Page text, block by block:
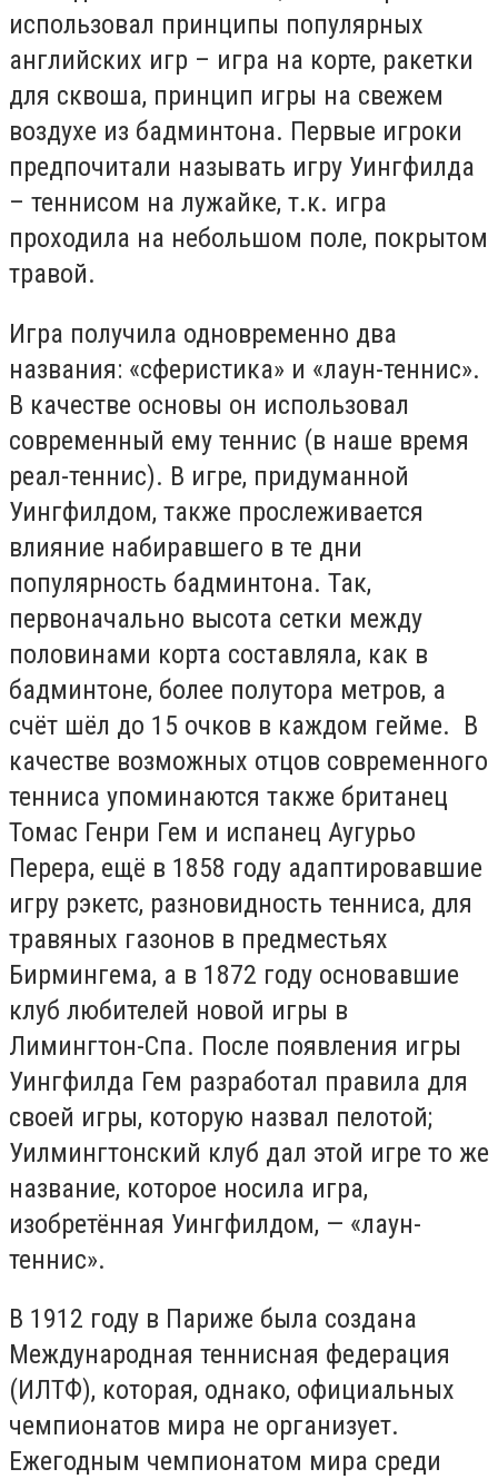
использовал принципы популярных
английских игр – игра на корте, ракетки
для сквоша, принцип игры на свежем
воздухе из бадминтона. Первые игроки
предпочитали называть игру Уингфилда
– теннисом на лужайке, т.к. игра
проходила на небольшом поле, покрытом
травой.
Игра получила одновременно два
названия: «сферистика» и «лаун-теннис».
В качестве основы он использовал
современный ему теннис (в наше время
реал-теннис). В игре, придуманной
Уингфилдом, также прослеживается
влияние набиравшего в те дни
популярность бадминтона. Так,
первоначально высота сетки между
половинами корта составляла, как в
бадминтоне, более полутора метров, а
счёт шёл до 15 очков в каждом гейме. В
качестве возможных отцов современного
тенниса упоминаются также британец
Томас Генри Гем и испанец Аугурьо
Перера, ещё в 1858 году адаптировавшие
игру рэкетс, разновидность тенниса, для
травяных газонов в предместьях
Бирмингема, а в 1872 году основавшие
клуб любителей новой игры в
Лимингтон-Спа. После появления игры
Уингфилда Гем разработал правила для
своей игры, которую назвал пелотой;
Уилмингтонский клуб дал этой игре то же
название, которое носила игра,
изобретённая Уингфилдом, — «лаун-
теннис».
В 1912 году в Париже была создана
Международная теннисная федерация
(ИЛТФ), которая, однако, официальных
чемпионатов мира не организует.
Ежегодным чемпионатом мира среди